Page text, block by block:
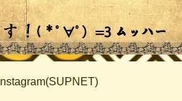
Instagram(SUPNET)